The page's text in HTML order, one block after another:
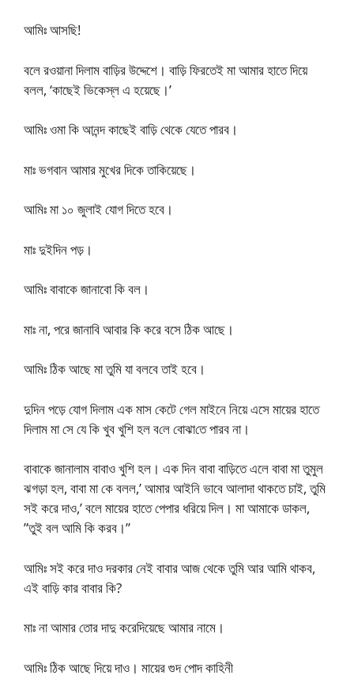
আমিঃ আসছি!
বলে রওয়ানা দিলাম বাড়ির উদ্দেশে। বাড়ি ফিরতেই মা আমার হাতে দিয়ে
বলল, ‘কাছেই ভিকেস্ল এ হয়েছে।’
আমিঃ ওমা কি আনন্দ কাছেই বাড়ি থেকে যেতে পারব।
মাঃ ভগবান আমার মুখের দিকে তাকিয়েছে।
আমিঃ মা ১০ জুলাই যোগ দিতে হবে।
মাঃ দুইদিন পড়।
আমিঃ বাবাকে জানাবো কি বল।
মাঃ না, পরে জানাবি আবার কি করে বসে ঠিক আছে।
আমিঃ ঠিক আছে মা তুমি যা বলবে তাই হবে।
দুদিন পড়ে যোগ দিলাম এক মাস কেটে গেল মাইনে নিয়ে এসে মায়ের হাতে
দিলাম মা সে যে কি খুব খুশি হল ব‌লে বোঝা‌তে পারব না।
বাবাকে জানালাম বাবাও খুশি হল। এক দিন বাবা বাড়িতে এলে বাবা মা তুমুল
ঝগড়া হল, বাবা মা কে বলল,’ আমার আইনি ভাবে আলাদা থাকতে চাই, তুমি
সই করে দাও,’ বলে মায়ের হাতে পেপার ধরিয়ে দিল। মা আমাকে ডাকল,
”তুই বল আমি কি করব।”
আমিঃ সই করে দাও দরকার নেই বাবার আজ থেকে তুমি আর আমি থাকব,
এই বাড়ি কার বাবার কি?
মাঃ না আমার তোর দাদু করেদিয়েছে আমার নামে।
আমিঃ ঠিক আছে দিয়ে দাও। মায়ের গুদ পোদ কাহিনী